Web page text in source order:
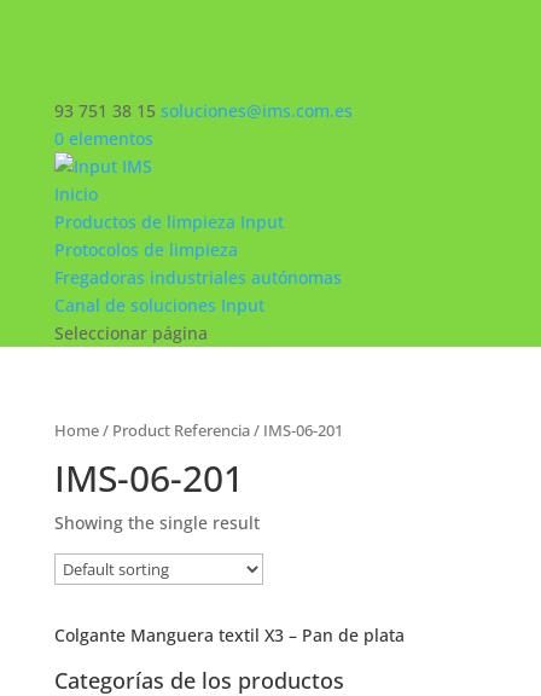
93 751 38 15 soluciones@ims.com.es
0 elementos
Inicio
Productos de limpieza Input
Protocolos de limpieza
Fregadoras industriales autónomas
Canal de soluciones Input
Seleccionar página
Home/ Product Referencia / IMS-06-201
IMS-06-201
Showing the single result
Colgante Manguera textil X3 – Pan de plata
Categorías de los productos